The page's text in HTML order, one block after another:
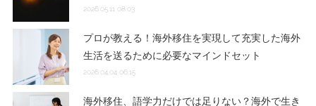
2026.05.11 08:03
プロが教える！海外移住を実現して充実した海外
生活を送るために必要なマインドセット
2026.04.04 06:15
海外移住、語学力だけでは足りない？海外で生き